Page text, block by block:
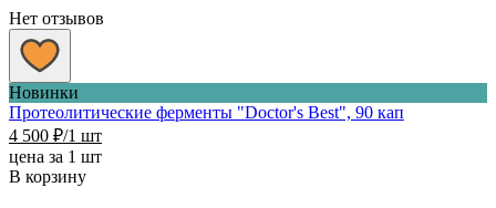
Нет отзывов
Новинки
Протеолитические ферменты "Doctor's Best", 90 кап
4 500 ₽/1 шт
цена за 1 шт
В корзину